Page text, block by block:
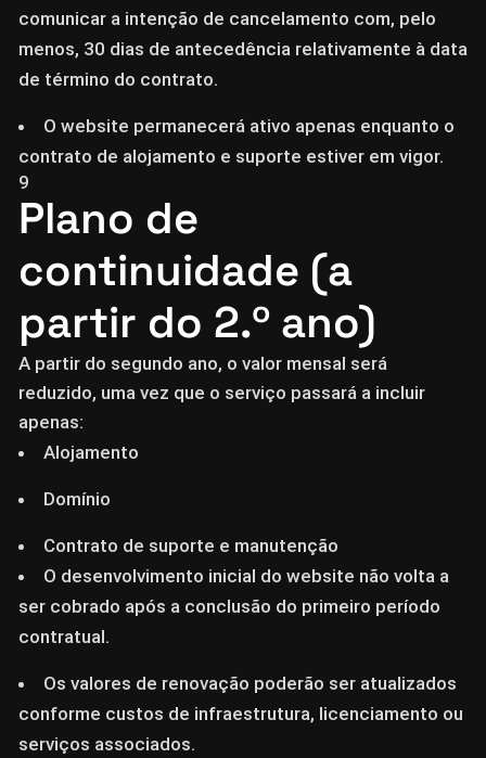
comunicar a intenção de cancelamento com, pelo
menos, 30 dias de antecedência relativamente à data
de término do contrato.
O website permanecerá ativo apenas enquanto o
contrato de alojamento e suporte estiver em vigor.
9
Plano de
continuidade (a
partir do 2.º ano)
A partir do segundo ano, o valor mensal será
reduzido, uma vez que o serviço passará a incluir
apenas:
Alojamento
Domínio
Contrato de suporte e manutenção
O desenvolvimento inicial do website não volta a
ser cobrado após a conclusão do primeiro período
contratual.
Os valores de renovação poderão ser atualizados
conforme custos de infraestrutura, licenciamento ou
serviços associados.